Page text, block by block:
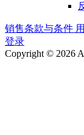
销售条款与条件
登录
Copyright © 2026